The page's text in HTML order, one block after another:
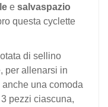
e salvaspazio
questa cyclette
di sellino
per allenarsi in
una comoda
pezzi ciascuna,